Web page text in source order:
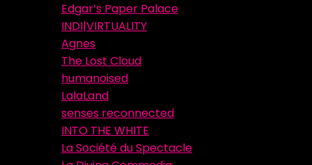
Edgar’s Paper Palace
INDI|VIRTUALITY
Agnes
The Lost Cloud
humanoised
LalaLand
senses reconnected
INTO THE WHITE
La Société du Spectacle